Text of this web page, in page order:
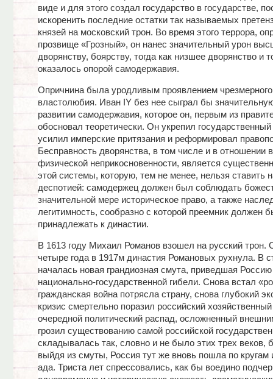
виде и для этого создал государство в государстве,
искоренить последние остатки так называемых
князей на московский трон. Во время этого террора,
прозвище «Грозный», он нанес значительный урон
дворянству, боярству, тогда как низшее дворянство и
оказалось опорой самодержавия.
Опричнина была уродливым проявлением чрезмерного
властолюбия. Иван IY без нее сыграл бы
развитии самодержавия, которое он, первым из
обосновал теоретически. Он укрепил государственный
усилил имперские притязания и реформировал
Бесправность дворянства, в том числе и в отношении
физической неприкосновенности, является
этой системы, которую, тем не менее, нельзя ставить
деспотией: самодержец должен был соблюдать
значительной мере историческое право, а также
легитимность, сообразно с которой преемник должен
принадлежать к династии.
В 1613 году Михаил Романов взошел на русский трон.
четыре года в 1917м династия Романовых рухнула. В
началась новая грандиозная смута, приведшая Россию
национально-государственной гибели. Снова встал
гражданская война потрясла страну, снова глубокий
кризис смертельно поразил российский
очередной политический распад, осложненный
грозил существованию самой российской
складывалась так, словно и не было этих трех веков,
выйдя из смуты, Россия тут же вновь пошла по кругам
ада. Триста лет спрессовались, как бы воедино